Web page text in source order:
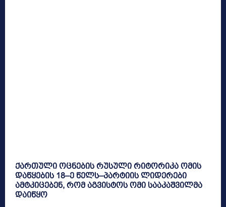
ქართული ოცნების რუსული რიტორიკა ომის
დაწყების 18–ე წელს–პარტიის ლიდერები
ამტკიცებენ, რომ აგვისტოს ომი სააკაშვილმა
დაიწყო